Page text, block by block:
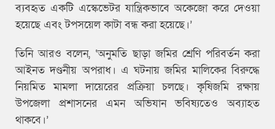
ব্যবহৃত একটি এস্কেভেটর যান্ত্রিকভাবে অকেজো করে দেওয়া
হয়েছে এবং টপসয়েল কাটা বন্ধ করা হয়েছে।’
তিনি আরও বলেন, ‘অনুমতি ছাড়া জমির শ্রেণি পরিবর্তন করা
আইনত দণ্ডনীয় অপরাধ। এ ঘটনায় জমির মালিকের বিরুদ্ধে
নিয়মিত মামলা দায়েরের প্রক্রিয়া চলছে। কৃষিজমি রক্ষায়
উপজেলা প্রশাসনের এমন অভিযান ভবিষ্যতেও অব্যাহত
থাকবে।’